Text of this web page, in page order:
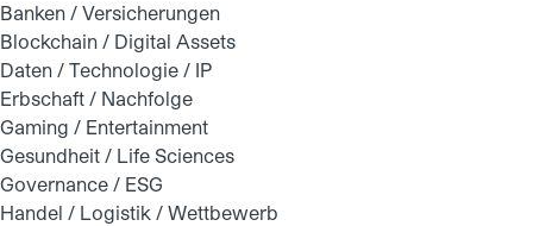
Banken / Versicherungen
Blockchain / Digital Assets
Daten / Technologie / IP
Erbschaft / Nachfolge
Gaming / Entertainment
Gesundheit / Life Sciences
Governance / ESG
Handel / Logistik / Wettbewerb